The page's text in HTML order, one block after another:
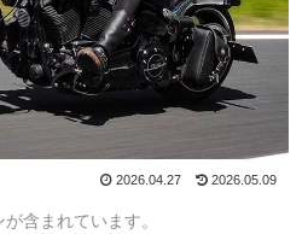
2026.04.27 2026.05.09
含まれています。